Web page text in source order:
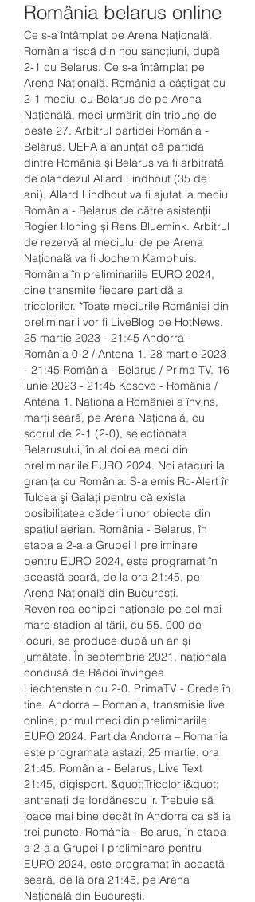
România belarus online
Ce s-a întâmplat pe Arena Națională.
România riscă din nou sancțiuni, după
2-1 cu Belarus. Ce s-a întâmplat pe
Arena Națională. România a câștigat cu
2-1 meciul cu Belarus de pe Arena
Națională, meci urmărit din tribune de
peste 27. Arbitrul partidei România -
Belarus. UEFA a anunțat că partida
dintre România și Belarus va fi arbitrată
de olandezul Allard Lindhout (35 de
ani). Allard Lindhout va fi ajutat la meciul
România - Belarus de către asistenții
Rogier Honing și Rens Bluemink. Arbitrul
de rezervă al meciului de pe Arena
Națională va fi Jochem Kamphuis.
România în preliminariile EURO 2024,
cine transmite fiecare partidă a
tricolorilor. *Toate meciurile României din
preliminarii vor fi LiveBlog pe HotNews.
25 martie 2023 - 21:45 Andorra -
România 0-2 / Antena 1. 28 martie 2023
- 21:45 România - Belarus / Prima TV. 16
iunie 2023 - 21:45 Kosovo - România /
Antena 1. Naţionala României a învins,
marţi seară, pe Arena Naţională, cu
scorul de 2-1 (2-0), selecţionata
Belarusului, în al doilea meci din
preliminariile EURO 2024. Noi atacuri la
graniţa cu România. S-a emis Ro-Alert în
Tulcea şi Galaţi pentru că exista
posibilitatea căderii unor obiecte din
spaţiul aerian. România - Belarus, în
etapa a 2-a a Grupei I preliminare
pentru EURO 2024, este programat în
această seară, de la ora 21:45, pe
Arena Națională din București.
Revenirea echipei naționale pe cel mai
mare stadion al țării, cu 55. 000 de
locuri, se produce după un an și
jumătate. În septembrie 2021, naționala
condusă de Rădoi învingea
Liechtenstein cu 2-0. PrimaTV - Crede în
tine. Andorra – Romania, transmisie live
online, primul meci din preliminariile
EURO 2024. Partida Andorra – Romania
este programata astazi, 25 martie, ora
21:45. România - Belarus, Live Text
21:45, digisport. &quot;Tricolorii&quot;
antrenați de Iordănescu jr. Trebuie să
joace mai bine decât în Andorra ca să ia
trei puncte. România - Belarus, în etapa
a 2-a a Grupei I preliminare pentru
EURO 2024, este programat în această
seară, de la ora 21:45, pe Arena
Națională din București.